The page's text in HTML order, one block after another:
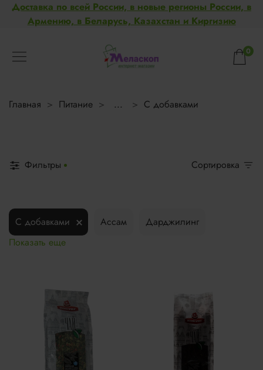
Доставка по всей России, в новые регионы России, в
Армению, в Беларусь, Казахстан и Киргизию
0
Главная Питание ... С добавками
Фильтры Сортировка
С добавками Ассам
Дарджилинг
Показать еще